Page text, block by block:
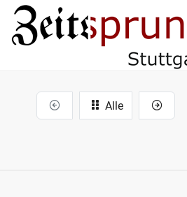
Alle